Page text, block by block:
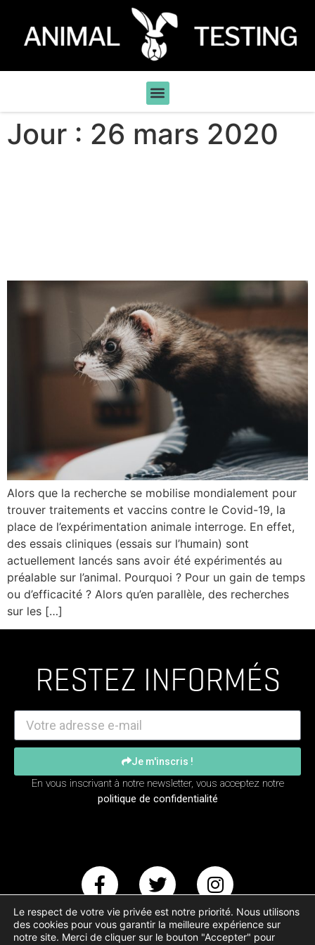
Jour : 26 mars 2020
Alors que la recherche se mobilise mondialement pour
trouver traitements et vaccins contre le Covid-19, la
place de l’expérimentation animale interroge. En effet,
des essais cliniques (essais sur l’humain) sont
actuellement lancés sans avoir été expérimentés au
préalable sur l’animal. Pourquoi ? Pour un gain de temps
ou d’efficacité ? Alors qu’en parallèle, des recherches
sur les […]
RESTEZ INFORMÉS
Je m'inscris !
En vous inscrivant à notre newsletter, vous acceptez notre
politique de confidentialité
Le respect de votre vie privée est notre priorité. Nous utilisons
des cookies pour vous garantir la meilleure expérience sur
notre site. Merci de cliquer sur le bouton "Accepter" pour